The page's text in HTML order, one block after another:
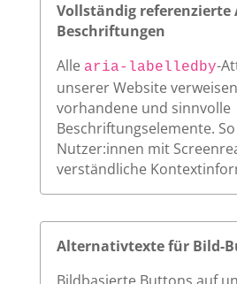
Vollständig referenzierte
Beschriftungen
Alle aria-labelledby-
unserer Website
vorhandene und sinnvolle
Beschriftungselemente.
Nutzer:innen mit
verständliche
Alternativtexte für Bild-